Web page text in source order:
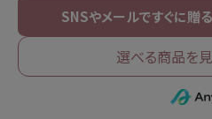
選べる商品を